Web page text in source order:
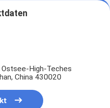
High-Teches
China 430020